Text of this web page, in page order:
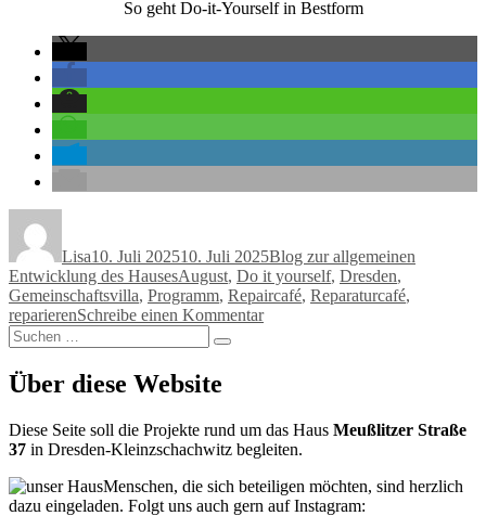
So geht Do-it-Yourself in Bestform
Lisa10. Juli 202510. Juli 2025Blog zur allgemeinen
Entwicklung des HausesSchlagwörter
August, Do it yourself, Dresden,
Gemeinschaftsvilla, Programm, Repaircafé, Reparaturcafé,
reparierenSchreibe einen Kommentarzu
Suchen
nach:
Suchen
Über diese Website
Diese Seite soll die Projekte rund um das Haus Meußlitzer Straße
37 in Dresden-Kleinzschachwitz begleiten.
Menschen, die sich beteiligen möchten, sind herzlich
dazu eingeladen. Folgt uns auch gern auf Instagram: